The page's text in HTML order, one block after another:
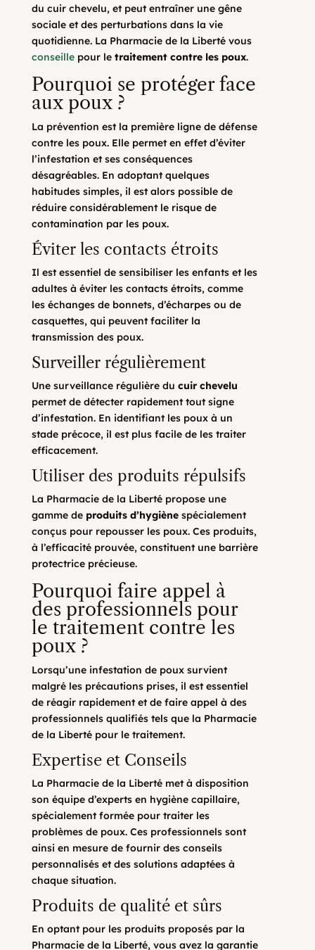
du cuir chevelu, et peut entraîner une gêne
sociale et des perturbations dans la vie
quotidienne. La Pharmacie de la Liberté vous
conseillepour le traitement contre les poux.
Pourquoi se protéger face
aux poux ?
La prévention est la première ligne de défense
contre les poux. Elle permet en effet d’éviter
l’infestation et ses conséquences
désagréables. En adoptant quelques
habitudes simples, il est alors possible de
réduire considérablement le risque de
contamination par les poux.
Éviter les contacts étroits
Il est essentiel de sensibiliser les enfants et les
adultes à éviter les contacts étroits, comme
les échanges de bonnets, d’écharpes ou de
casquettes, qui peuvent faciliter la
transmission des poux.
Surveiller régulièrement
Une surveillance régulière du cuir chevelu
permet de détecter rapidement tout signe
d’infestation. En identifiant les poux à un
stade précoce, il est plus facile de les traiter
efficacement.
Utiliser des produits répulsifs
La Pharmacie de la Liberté propose une
gamme de produits d’hygiènespécialement
conçus pour repousser les poux. Ces produits,
à l’efficacité prouvée, constituent une barrière
protectrice précieuse.
Pourquoi faire appel à
des professionnels pour
le traitement contre les
poux ?
Lorsqu’une infestation de poux survient
malgré les précautions prises, il est essentiel
de réagir rapidement et de faire appel à des
professionnels qualifiés tels que la Pharmacie
de la Liberté pour le traitement.
Expertise et Conseils
La Pharmacie de la Liberté met à disposition
son équipe d’experts en hygiène capillaire,
spécialement formée pour traiter les
problèmes de poux. Ces professionnels sont
ainsi en mesure de fournir des conseils
personnalisés et des solutions adaptées à
chaque situation.
Produits de qualité et sûrs
En optant pour les produits proposés par la
Pharmacie de la Liberté, vous avez la garantie